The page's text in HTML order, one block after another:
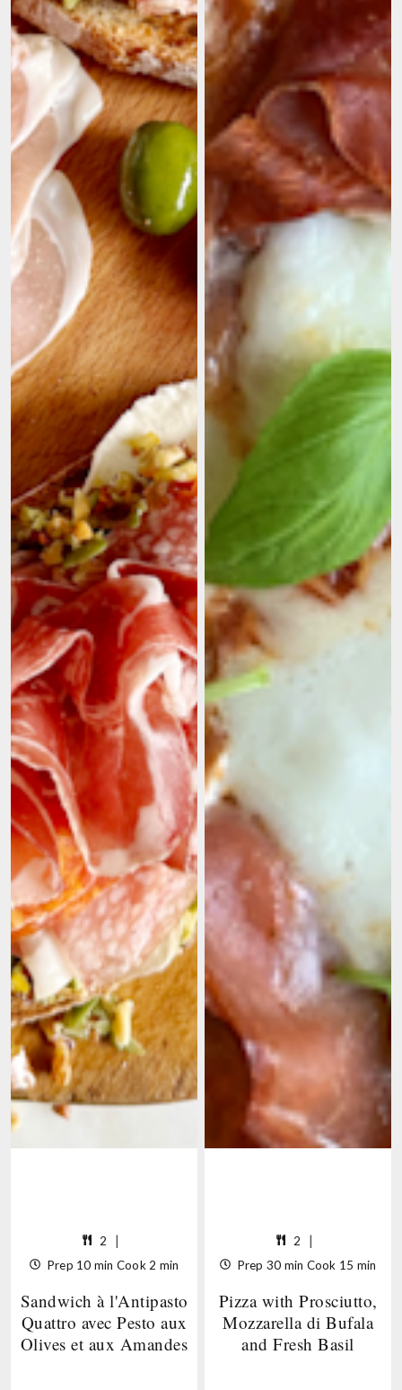
Makes
up
servings
2
Ready
Prep
10
min
Cook
Prep 10 min Cook 2 min
Sandwich à l'Antipasto
Quattro avec Pesto aux
Olives et aux Amandes
Makes
up
servings
2
Ready
Prep
30
min
Cook
Prep 30 min Cook 15 min
Pizza with Prosciutto,
Mozzarella di Bufala
and Fresh Basil